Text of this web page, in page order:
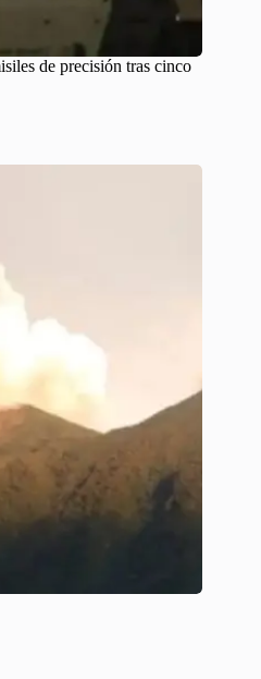
de precisión tras cinco